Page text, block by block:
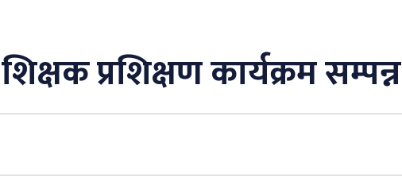
प्रशिक्षण कार्यक्रम सम्पन्न